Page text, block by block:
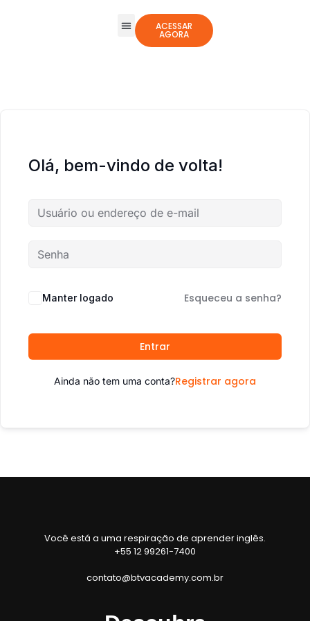
ACESSAR
AGORA
Olá, bem-vindo de volta!
Manter logado Esqueceu a senha?
Entrar
Ainda não tem uma conta?Registrar agora
Você está a uma respiração de aprender inglês.
+55 12 99261-7400
contato@btvacademy.com.br